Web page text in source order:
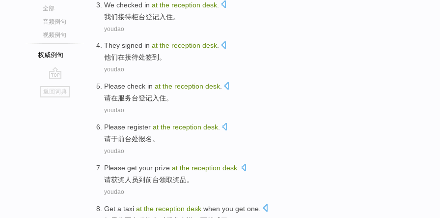
全部
音频例句
视频例句
权威例句
go
top
返回词典
We checked in at the reception desk
我们接待柜台登记入住。
youdao
They signed in at the reception desk.
他们在接待处签到。
youdao
Please check in at the reception desk
请在服务台登记入住。
youdao
Please register at the reception desk
请于前台处报名。
youdao
Please get your prize at the reception desk
请获奖 人员到前台领取奖品。
youdao
Get a taxi at the reception desk when you get one